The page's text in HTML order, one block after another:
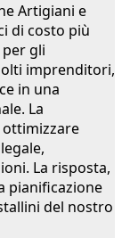
Artigiani e
di costo più
gli
imprenditori,
in una
La
ottimizzare
La risposta,
pianificazione
del nostro